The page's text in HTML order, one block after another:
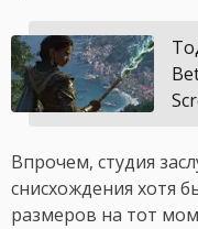
Впрочем, студия
снисхождения хотя
размеров на тот